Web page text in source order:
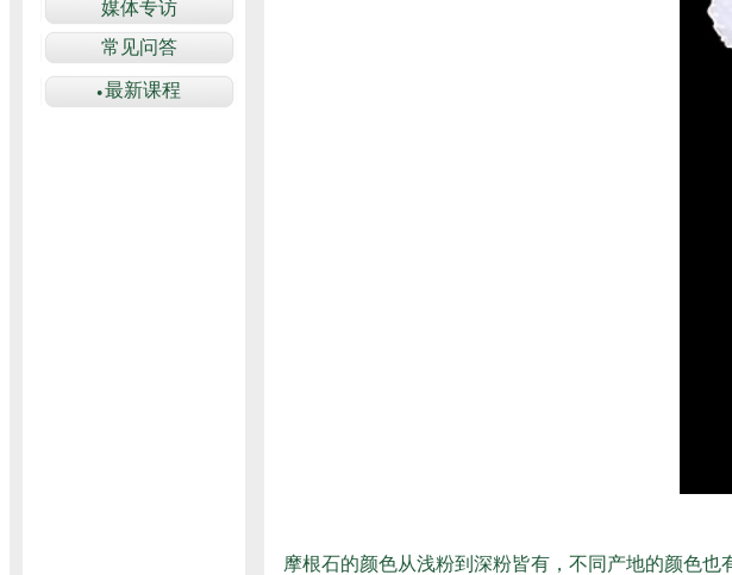
摩根石的颜色从浅粉到深粉皆有，不同产地的颜色